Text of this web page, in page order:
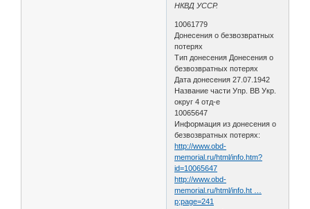
НКВД УССР.
10061779
Донесения о безвозвратных
потерях
Тип донесения Донесения о
безвозвратных потерях
Дата донесения 27.07.1942
Название части Упр. ВВ Укр.
округ 4 отд-е
10065647
Информация из донесения о
безвозвратных потерях:
http://www.obd-
memorial.ru/html/info.htm?
id=10065647
http://www.obd-
memorial.ru/html/info.ht …
p;page=241